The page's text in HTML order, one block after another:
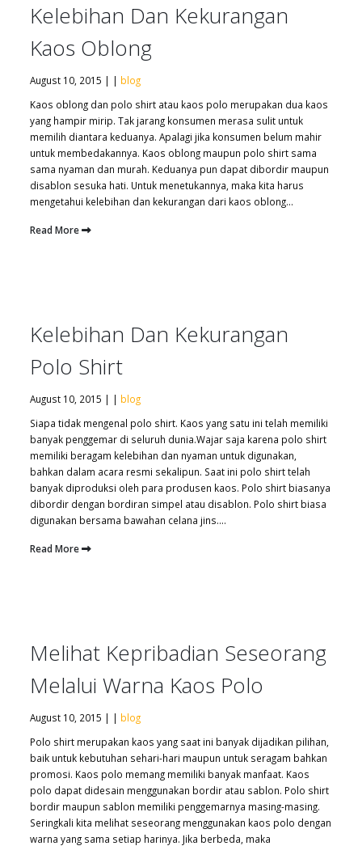
Kelebihan Dan Kekurangan
Kaos Oblong
August 10, 2015 | | blog
Kaos oblong dan polo shirt atau kaos polo merupakan dua kaos
yang hampir mirip. Tak jarang konsumen merasa sulit untuk
memilih diantara keduanya. Apalagi jika konsumen belum mahir
untuk membedakannya. Kaos oblong maupun polo shirt sama
sama nyaman dan murah. Keduanya pun dapat dibordir maupun
disablon sesuka hati. Untuk menetukannya, maka kita harus
mengetahui kelebihan dan kekurangan dari kaos oblong...
Read More
Kelebihan Dan Kekurangan
Polo Shirt
August 10, 2015 | | blog
Siapa tidak mengenal polo shirt. Kaos yang satu ini telah memiliki
banyak penggemar di seluruh dunia.Wajar saja karena polo shirt
memiliki beragam kelebihan dan nyaman untuk digunakan,
bahkan dalam acara resmi sekalipun. Saat ini polo shirt telah
banyak diproduksi oleh para produsen kaos. Polo shirt biasanya
dibordir dengan bordiran simpel atau disablon. Polo shirt biasa
digunakan bersama bawahan celana jins....
Read More
Melihat Kepribadian Seseorang
Melalui Warna Kaos Polo
August 10, 2015 | | blog
Polo shirt merupakan kaos yang saat ini banyak dijadikan pilihan,
baik untuk kebutuhan sehari-hari maupun untuk seragam bahkan
promosi. Kaos polo memang memiliki banyak manfaat. Kaos
polo dapat didesain menggunakan bordir atau sablon. Polo shirt
bordir maupun sablon memiliki penggemarnya masing-masing.
Seringkali kita melihat seseorang menggunakan kaos polo dengan
warna yang sama setiap harinya. Jika berbeda, maka